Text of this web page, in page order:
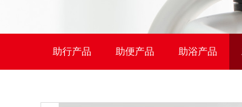
助行产品 助便产品 助浴产品